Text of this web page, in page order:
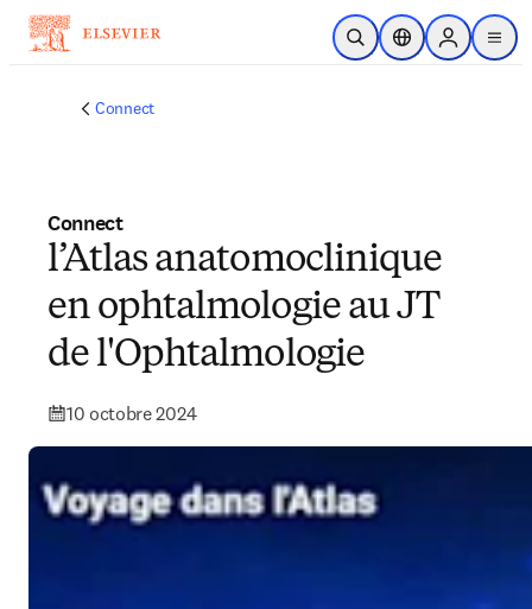
Passer au contenu principal
Ouvrir la recherche
Sélecteur de
Sign in to
menu
Connect
Connect
l’Atlas anatomoclinique
en ophtalmologie au JT
de l'Ophtalmologie
10 octobre 2024